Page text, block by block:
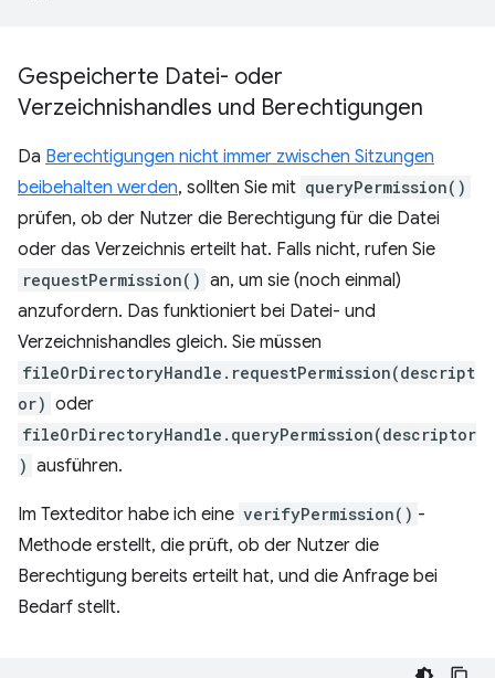
Gespeicherte Datei- oder
Verzeichnishandles und Berechtigungen
Da Berechtigungen nicht immer zwischen Sitzungen
beibehalten werden, sollten Sie mit queryPermission()
prüfen, ob der Nutzer die Berechtigung für die Datei
oder das Verzeichnis erteilt hat. Falls nicht, rufen Sie
requestPermission() an, um sie (noch einmal)
anzufordern. Das funktioniert bei Datei- und
Verzeichnishandles gleich. Sie müssen
fileOrDirectoryHandle.requestPermission(descript
or) oder
fileOrDirectoryHandle.queryPermission(descriptor
) ausführen.
Im Texteditor habe ich eine verifyPermission() -
Methode erstellt, die prüft, ob der Nutzer die
Berechtigung bereits erteilt hat, und die Anfrage bei
Bedarf stellt.